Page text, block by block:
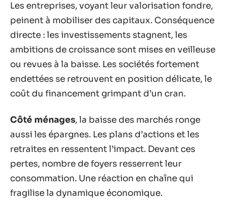
Les entreprises, voyant leur valorisation fondre,
peinent à mobiliser des capitaux. Conséquence
directe : les investissements stagnent, les
ambitions de croissance sont mises en veilleuse
ou revues à la baisse. Les sociétés fortement
endettées se retrouvent en position délicate, le
coût du financement grimpant d’un cran.
Côté ménages, la baisse des marchés ronge
aussi les épargnes. Les plans d’actions et les
retraites en ressentent l’impact. Devant ces
pertes, nombre de foyers resserrent leur
consommation. Une réaction en chaîne qui
fragilise la dynamique économique.